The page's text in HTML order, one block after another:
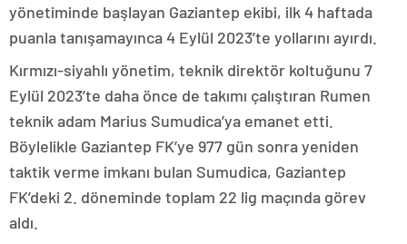
yönetiminde başlayan Gaziantep ekibi, ilk 4 haftada
puanla tanışamayınca 4 Eylül 2023’te yollarını ayırdı.
Kırmızı-siyahlı yönetim, teknik direktör koltuğunu 7
Eylül 2023’te daha önce de takımı çalıştıran Rumen
teknik adam Marius Sumudica’ya emanet etti.
Böylelikle Gaziantep FK’ye 977 gün sonra yeniden
taktik verme imkanı bulan Sumudica, Gaziantep
FK’deki 2. döneminde toplam 22 lig maçında görev
aldı.